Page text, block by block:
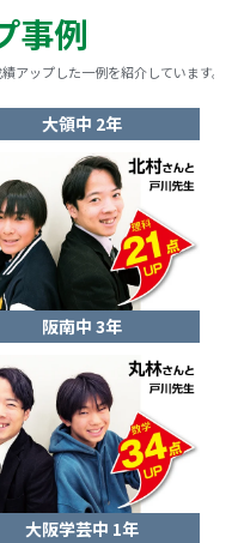
事例
ップした一例を紹介しています。
大領中 2年
阪南中 3年
大阪学芸中 1年